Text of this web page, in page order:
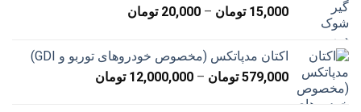
15,000 تومان –
20,000 تومان
تا
20,000 تومان
اکتان مدپاتکس (مخصوص خودروهای توربو و GDI)
579,000 تومان –
12,000,000 تومان